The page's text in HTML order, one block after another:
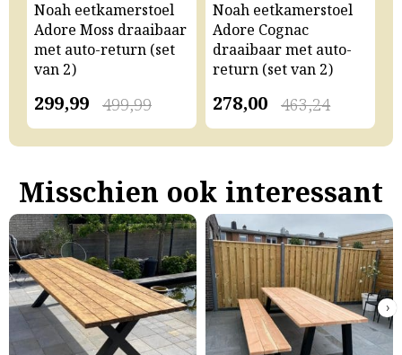
Noah eetkamerstoel
Adore Moss draaibaar
met auto-return (set
van 2)
499,99
299,99
Noah eetkamerstoel
Adore Cognac
draaibaar met auto-
return (set van 2)
463,24
278,00
Misschien ook interessant
›